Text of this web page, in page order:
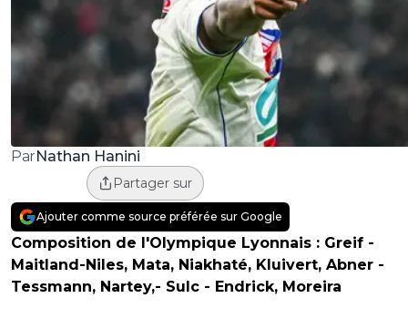
ParNathan Hanini
Partager sur
Ajouter comme source préférée sur Google
Composition de l'Olympique Lyonnais : Greif -
Maitland-Niles, Mata, Niakhaté, Kluivert, Abner -
Tessmann, Nartey,- Sulc - Endrick, Moreira